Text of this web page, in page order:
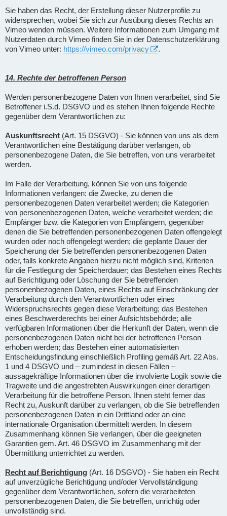
Sie haben das Recht, der Erstellung dieser Nutzerprofile zu
widersprechen, wobei Sie sich zur Ausübung dieses Rechts an
Vimeo wenden müssen. Weitere Informationen zum Umgang mit
Nutzerdaten durch Vimeo finden Sie in der Datenschutzerklärung
von Vimeo unter: https://vimeo.com/privacy .
14. Rechte der betroffenen Person
Werden personenbezogene Daten von Ihnen verarbeitet, sind Sie
Betroffener i.S.d. DSGVO und es stehen Ihnen folgende Rechte
gegenüber dem Verantwortlichen zu:
Auskunftsrecht (Art. 15 DSGVO) - Sie können von uns als dem
Verantwortlichen eine Bestätigung darüber verlangen, ob
personenbezogene Daten, die Sie betreffen, von uns verarbeitet
werden.
Im Falle der Verarbeitung, können Sie von uns folgende
Informationen verlangen: die Zwecke, zu denen die
personenbezogenen Daten verarbeitet werden; die Kategorien
von personenbezogenen Daten, welche verarbeitet werden; die
Empfänger bzw. die Kategorien von Empfängern, gegenüber
denen die Sie betreffenden personenbezogenen Daten offengelegt
wurden oder noch offengelegt werden; die geplante Dauer der
Speicherung der Sie betreffenden personenbezogenen Daten
oder, falls konkrete Angaben hierzu nicht möglich sind, Kriterien
für die Festlegung der Speicherdauer; das Bestehen eines Rechts
auf Berichtigung oder Löschung der Sie betreffenden
personenbezogenen Daten, eines Rechts auf Einschränkung der
Verarbeitung durch den Verantwortlichen oder eines
Widerspruchsrechts gegen diese Verarbeitung; das Bestehen
eines Beschwerderechts bei einer Aufsichtsbehörde; alle
verfügbaren Informationen über die Herkunft der Daten, wenn die
personenbezogenen Daten nicht bei der betroffenen Person
erhoben werden; das Bestehen einer automatisierten
Entscheidungsfindung einschließlich Profiling gemäß Art. 22 Abs.
1 und 4 DSGVO und – zumindest in diesen Fällen –
aussagekräftige Informationen über die involvierte Logik sowie die
Tragweite und die angestrebten Auswirkungen einer derartigen
Verarbeitung für die betroffene Person. Ihnen steht ferner das
Recht zu, Auskunft darüber zu verlangen, ob die Sie betreffenden
personenbezogenen Daten in ein Drittland oder an eine
internationale Organisation übermittelt werden. In diesem
Zusammenhang können Sie verlangen, über die geeigneten
Garantien gem. Art. 46 DSGVO im Zusammenhang mit der
Übermittlung unterrichtet zu werden.
Recht auf Berichtigung (Art. 16 DSGVO) - Sie haben ein Recht
auf unverzügliche Berichtigung und/oder Vervollständigung
gegenüber dem Verantwortlichen, sofern die verarbeiteten
personenbezogenen Daten, die Sie betreffen, unrichtig oder
unvollständig sind.